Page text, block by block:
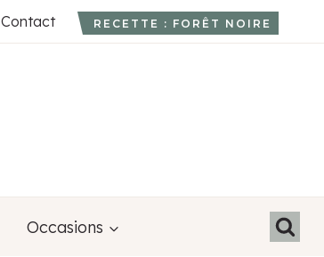
Contact RECETTE : FORÊT NOIRE
Occasions